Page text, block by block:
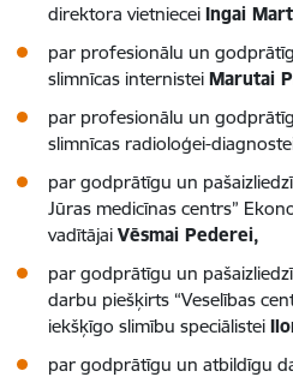
direktora vietniecei Ingai
par profesionālu un
slimnīcas internistei Marutai
par profesionālu un
slimnīcas radioloģei-
par godprātīgu un
Jūras medicīnas centrs”
vadītājai Vēsmai Pederei,
par godprātīgu un
darbu piešķirts “Veselības
iekšķīgo slimību speciālistei
par godprātīgu un atbildīgu